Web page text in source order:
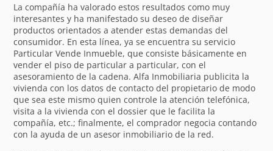
La compañía ha valorado estos resultados como muy
interesantes y ha manifestado su deseo de diseñar
productos orientados a atender estas demandas del
consumidor. En esta línea, ya se encuentra su servicio
Particular Vende Inmueble, que consiste básicamente en
vender el piso de particular a particular, con el
asesoramiento de la cadena. Alfa Inmobiliaria publicita la
vivienda con los datos de contacto del propietario de modo
que sea este mismo quien controle la atención telefónica,
visita a la vivienda con el dossier que le facilita la
compañía, etc.; finalmente, el comprador negocia contando
con la ayuda de un asesor inmobiliario de la red.